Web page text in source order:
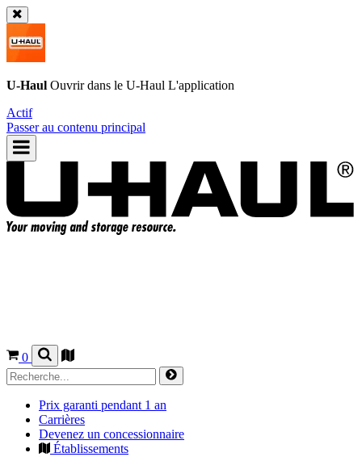
U-Haul Ouvrir dans le U-Haul L'application
Actif
Passer au contenu principal
0
Prix garanti pendant 1 an
Carrières
Devenez un concessionnaire
Établissements